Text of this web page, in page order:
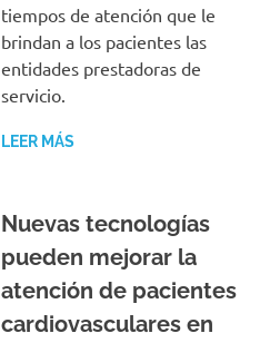
tiempos de atención que le
brindan a los pacientes las
entidades prestadoras de
servicio.
LEER MÁS
Nuevas tecnologías
pueden mejorar la
atención de pacientes
cardiovasculares en